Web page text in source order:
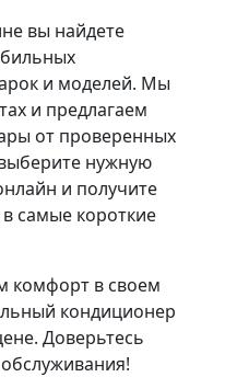
вы найдете
и моделей. Мы
и предлагаем
от проверенных
нужную
и получите
самые короткие
комфорт в своем
кондиционер
Доверьтесь